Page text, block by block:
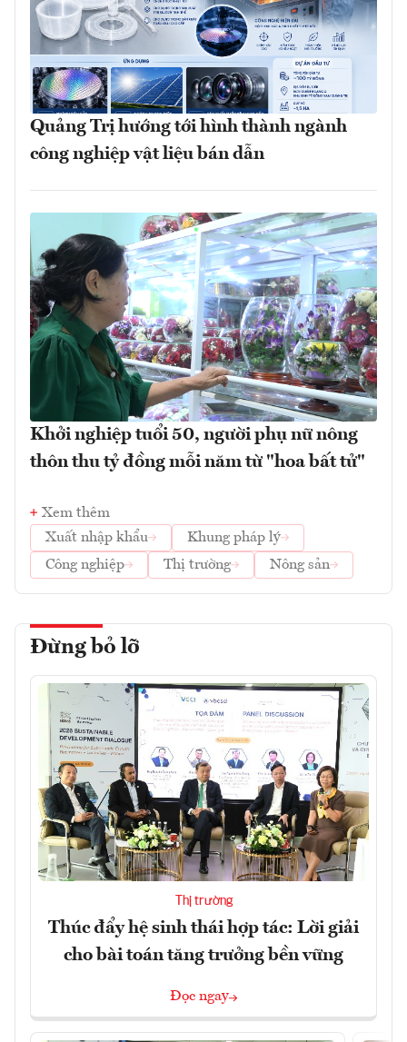
Quảng Trị hướng tới hình thành ngành
công nghiệp vật liệu bán dẫn
Khởi nghiệp tuổi 50, người phụ nữ nông
thôn thu tỷ đồng mỗi năm từ "hoa bất tử"
Xem thêm
Xuất nhập khẩu
Khung pháp lý
Công nghiệp
Thị trường Nông sản
Đừng bỏ lỡ
Thị trường
Thúc đẩy hệ sinh thái hợp tác: Lời giải
cho bài toán tăng trưởng bền vững
Đọc ngay